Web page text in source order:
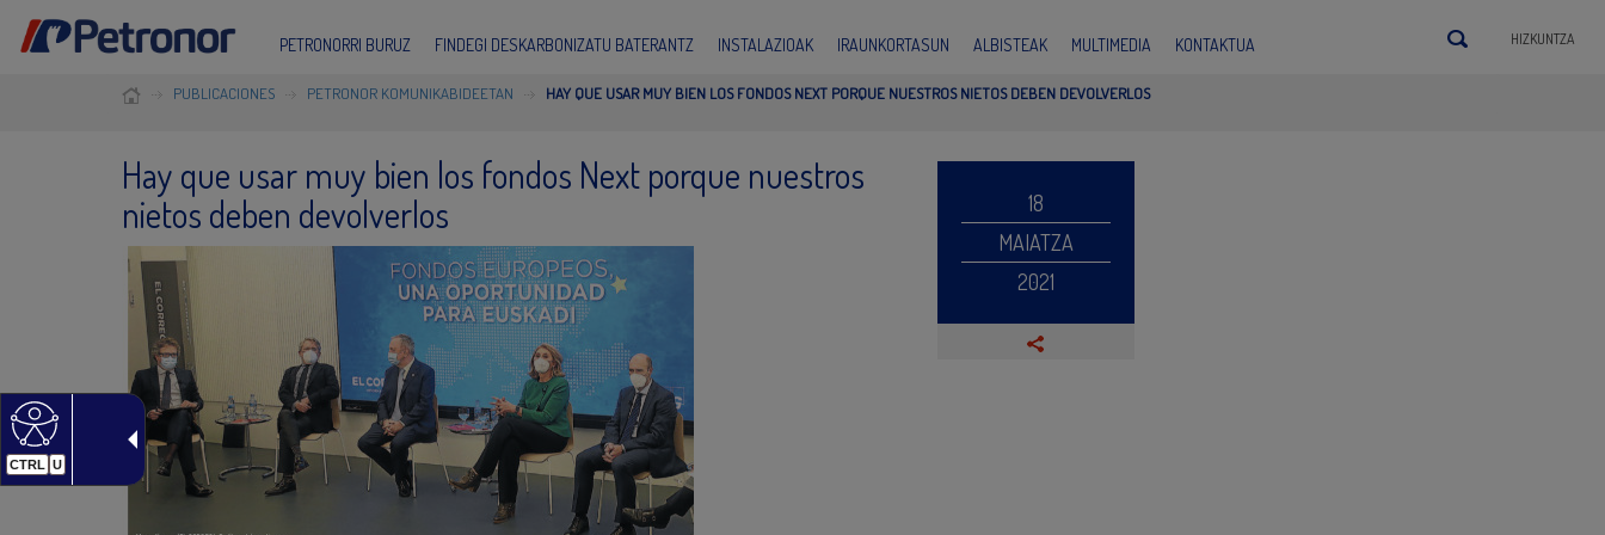
CTRL U
PETRONORRI BURUZ FINDEGI DESKARBONIZATU BATERANTZ INSTALAZIOAK IRAUNKORTASUN ALBISTEAK MULTIMEDIA KONTAKTUA HIZKUNTZA
PUBLICACIONES PETRONOR KOMUNIKABIDEETAN HAY QUE USAR MUY BIEN LOS FONDOS NEXT PORQUE NUESTROS NIETOS DEBEN DEVOLVERLOS
Hay que usar muy bien los fondos Next porque nuestros
nietos deben devolverlos
18
MAIATZA
2021